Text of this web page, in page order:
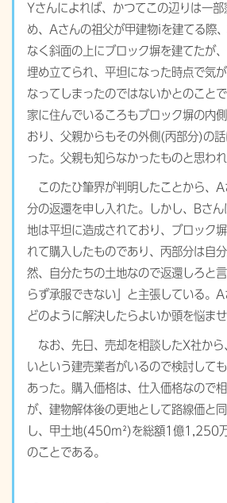
Yさんによれば、かつてこの辺りは一
め、Aさんの祖父が甲建物iを建てる際
なく斜面の上にブロック塀を建てたが
埋め立てられ、平坦になった時点で気
なってしまったのではないかとのこと
家に住んでいるころもブロック塀の内
おり、父親からもその外側(丙部分)の
った。父親も知らなかったものと思われ
このたび筆界が判明したことから、
分の返還を申し入れた。しかし、Bさ
地は平坦に造成されており、ブロック
れて購入したものであり、丙部分は自
然、自分たちの土地なので返還しろと
らず承服できない」と主張している。
どのように解決したらよいか頭を悩ませ
なお、先日、売却を相談したX社から
いという建売業者がいるので検討して
あった。購入価格は、仕入価格なので
が、建物解体後の更地として路線価と
し、甲土地(450m²)を総額1億1,250
のことである。